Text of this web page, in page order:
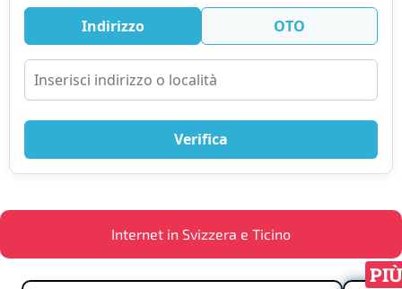
Indirizzo OTO
Verifica
Internet in Svizzera e Ticino